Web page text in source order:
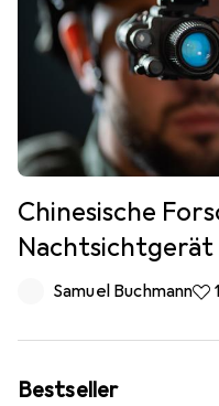
Chinesische
Samuel Buchmann
Bestseller